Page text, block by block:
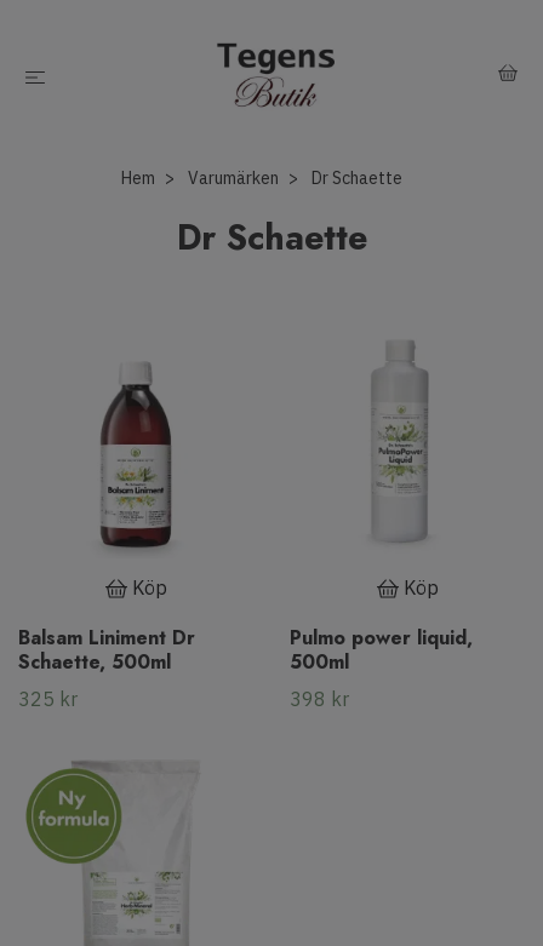
Hem Varumärken Dr Schaette
Dr Schaette
Köp
Balsam Liniment Dr
Schaette, 500ml
325 kr
Köp
Pulmo power liquid,
500ml
398 kr